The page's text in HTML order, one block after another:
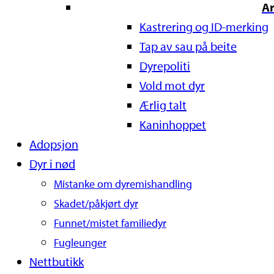
Kastrering og ID-merking
Tap av sau på beite
Dyrepoliti
Vold mot dyr
Ærlig talt
Kaninhoppet
Adopsjon
Dyr i nød
Mistanke om dyremishandling
Skadet/påkjørt dyr
Funnet/mistet familiedyr
Fugleunger
Nettbutikk